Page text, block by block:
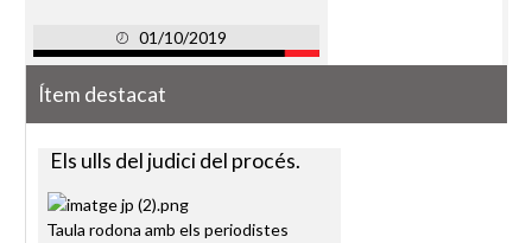
01/10/2019
Ítem destacat
Els ulls del judici del procés.
Taula rodona amb els periodistes